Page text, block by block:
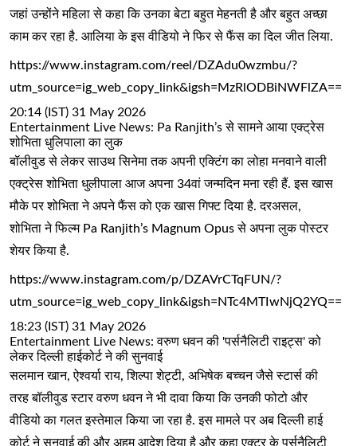
जहां उन्होंने महिला से कहा कि उनका बेटा बहुत मेहनती है और बहुत अच्छा
काम कर रहा है. आलिया के इस वीडियो ने फिर से फैंस का दिल जीत लिया.
https://www.instagram.com/reel/DZAdu0wzmbu/?
utm_source=ig_web_copy_link&igsh=MzRlODBiNWFlZA==
20:14 (IST) 31 May 2026
Entertainment Live News: Pa Ranjith’s से सामने आया एक्ट्रेस
शोभिता धुलिपाला का लुक
बॉलीवुड से लेकर साउथ सिनेमा तक अपनी एक्टिंग का लोहा मनवाने वाली
एक्ट्रेस शोभिता धुलीपाला आज अपना 34वां जन्मदिन मना रही हैं. इस खास
मौके पर शोभिता ने अपने फैंस को एक खास गिफ्ट दिया है. दरअसल,
शोभिता ने फिल्म Pa Ranjith’s Magnum Opus से अपना लुक पोस्टर
शेयर किया है.
https://www.instagram.com/p/DZAVrCTqFUN/?
utm_source=ig_web_copy_link&igsh=NTc4MTIwNjQ2YQ==
18:23 (IST) 31 May 2026
Entertainment Live News: वरुण धवन की 'पर्सनैलिटी राइट्स' को
लेकर दिल्ली हाईकोर्ट ने की सुनवाई
सलमान खान, ऐश्वर्या राय, शिल्पा शेट्टी, अभिषेक बच्चन जैसे स्टार्स की
तरह बॉलीवुड स्टार वरुण धवन ने भी दावा किया कि उनकी फोटो और
वीडियो का गलत इस्तेमाल किया जा रहा है. इस मामले पर अब दिल्ली हाई
कोर्ट ने सुनवाई की और अहम आदेश दिया है और कहा एक्टर के पर्सनैलिटी